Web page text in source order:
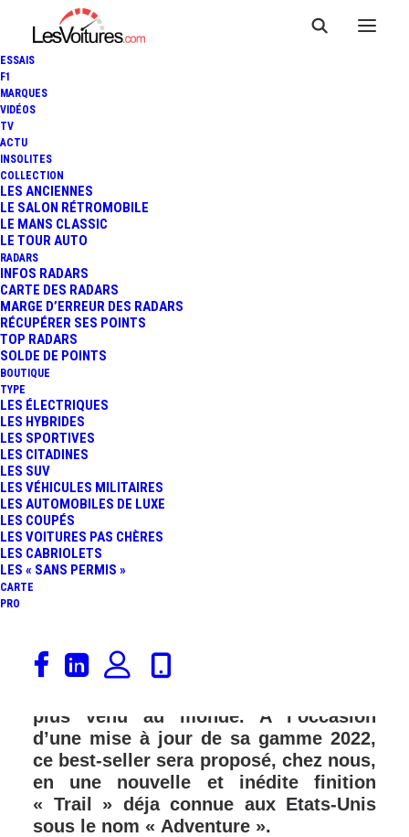
ESSAIS
F1
MARQUES
VIDÉOS
TV
ACTU
INSOLITES
COLLECTION
LES ANCIENNES
LE SALON RÉTROMOBILE
LE MANS CLASSIC
LE TOUR AUTO
RADARS
INFOS RADARS
CARTE DES RADARS
MARGE D’ERREUR DES RADARS
RÉCUPÉRER SES POINTS
TOP RADARS
SOLDE DE POINTS
BOUTIQUE
TYPE
LES ÉLECTRIQUES
LES HYBRIDES
LES SPORTIVES
LES CITADINES
LES SUV
LES VÉHICULES MILITAIRES
LES AUTOMOBILES DE LUXE
LES COUPÉS
LES VOITURES PAS CHÈRES
LES CABRIOLETS
LES « SANS PERMIS »
CARTE
PRO
NOUVELLE FINITION
AMÉRICAINE POUR LE SUV
3 Minutes |
Depuis 1994, le Toyota RAV4 a conquis
la majorité des marchés automobiles
plus venu au monde. A l’occasion
d’une mise à jour de sa gamme 2022,
ce best-seller sera proposé, chez nous,
en une nouvelle et inédite finition
« Trail » déja connue aux Etats-Unis
sous le nom « Adventure ».